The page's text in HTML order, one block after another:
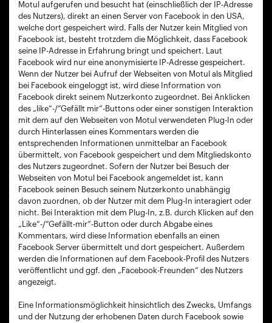
Motul aufgerufen und besucht hat (einschließlich der IP-Adresse
des Nutzers), direkt an einen Server von Facebook in den USA,
welche dort gespeichert wird. Falls der Nutzer kein Mitglied von
Facebook ist, besteht trotzdem die Möglichkeit, dass Facebook
seine IP-Adresse in Erfahrung bringt und speichert. Laut
Facebook wird nur eine anonymisierte IP-Adresse gespeichert.
Wenn der Nutzer bei Aufruf der Webseiten von Motul als Mitglied
bei Facebook eingeloggt ist, wird diese Information von
Facebook direkt seinem Nutzerkonto zugeordnet. Bei Anklicken
des „like“-/“Gefällt mir“-Buttons oder einer sonstigen Interaktion
mit dem auf den Webseiten von Motul verwendeten Plug-In oder
durch Hinterlassen eines Kommentars werden die
entsprechenden Informationen unmittelbar an Facebook
übermittelt, von Facebook gespeichert und dem Mitgliedskonto
des Nutzers zugeordnet. Sofern der Nutzer bei Besuch der
Webseiten von Motul bei Facebook angemeldet ist, kann
Facebook seinen Besuch seinem Nutzerkonto unabhängig
davon zuordnen, ob der Nutzer mit dem Plug-In interagiert oder
nicht. Bei Interaktion mit dem Plug-In, z.B. durch Klicken auf den
„Like“-/“Gefällt-mir“-Button oder durch Abgabe eines
Kommentars, wird diese Information ebenfalls an einen
Facebook Server übermittelt und dort gespeichert. Außerdem
werden die Informationen auf dem Facebook-Profil des Nutzers
veröffentlicht und ggf. den „Facebook-Freunden“ des Nutzers
angezeigt.
Eine Informationsmöglichkeit hinsichtlich des Zwecks, Umfangs
und der Nutzung der erhobenen Daten durch Facebook sowie